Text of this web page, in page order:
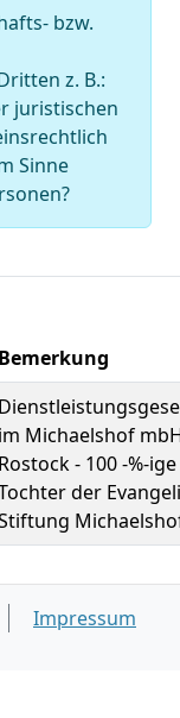
bzw.
z. B.:
juristischen
Sinne
Bemerkung
im Michaelshof
Rostock - 100 -%-ige
der
Impressum